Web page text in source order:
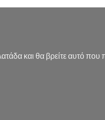
και θα βρείτε αυτό που